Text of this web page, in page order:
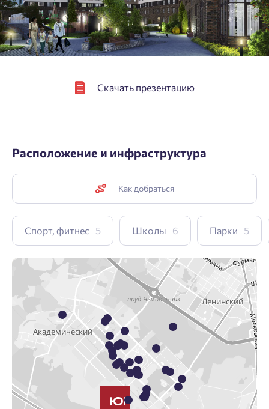
Скачать презентацию
Расположение и инфраструктура
Как добраться
Спорт, фитнес 5 Школы 6 Парки 5